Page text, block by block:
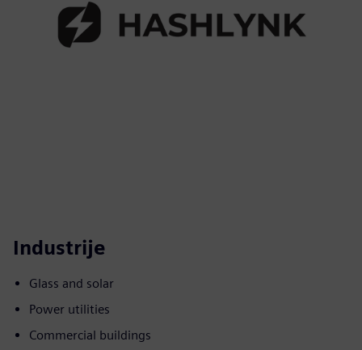
Industrije
Glass and solar
Power utilities
Commercial buildings